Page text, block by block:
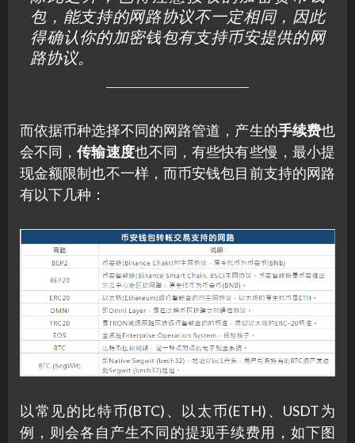
包，能支持的网路协议不一定相同，因此
得确认你的加密钱包有支持币安提供的网
路协议。
而依据币种选择不同的网路管道，产生的手续费也
会不同，传输速度也不同，有些快有些慢，最小提
现金额限制也不一样，而币安钱包目前支持的网路
有以下几种：
以常见的比特币(BTC)、以太币(ETH)、USDT为
例，则会各自产生不同的提现手续费用，如下图